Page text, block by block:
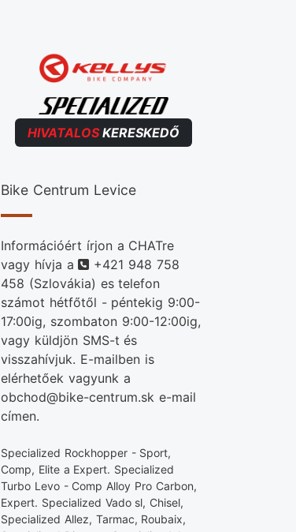
HIVATALOSKERESKEDŐ
Bike Centrum Levice
Információért írjon a CHATre
vagy hívja a
Telefonszám
+421 948 758
458 (Szlovákia) es telefon
számot hétfőtől - péntekig 9:00-
17:00ig, szombaton 9:00-12:00ig,
vagy küldjön SMS-t és
visszahívjuk. E-mailben is
elérhetőek vagyunk a
obchod@bike-centrum.sk e-mail
címen.
Specialized Rockhopper - Sport,
Comp, Elite a Expert. Specialized
Turbo Levo - Comp Alloy Pro Carbon,
Expert. Specialized Vado sl, Chisel,
Specialized Allez, Tarmac, Roubaix,